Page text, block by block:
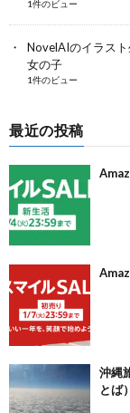
1件のビュー
NovelAIのイラス
女の子
1件のビュー
最近の投稿
沖縄
とば）